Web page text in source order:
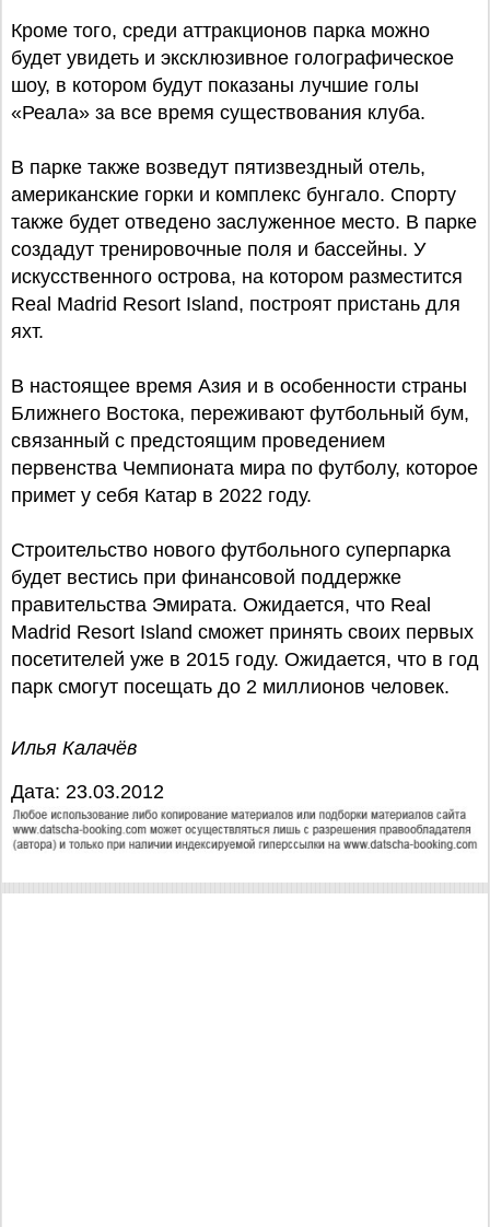
Кроме того, среди аттракционов парка можно
будет увидеть и эксклюзивное голографическое
шоу, в котором будут показаны лучшие голы
«Реала» за все время существования клуба.
В парке также возведут пятизвездный отель,
американские горки и комплекс бунгало. Спорту
также будет отведено заслуженное место. В парке
создадут тренировочные поля и бассейны. У
искусственного острова, на котором разместится
Real Madrid Resort Island, построят пристань для
яхт.
В настоящее время Азия и в особенности страны
Ближнего Востока, переживают футбольный бум,
связанный с предстоящим проведением
первенства Чемпионата мира по футболу, которое
примет у себя Катар в 2022 году.
Строительство нового футбольного суперпарка
будет вестись при финансовой поддержке
правительства Эмирата. Ожидается, что Real
Madrid Resort Island сможет принять своих первых
посетителей уже в 2015 году. Ожидается, что в год
парк смогут посещать до 2 миллионов человек.
Илья Калачёв
Дата: 23.03.2012